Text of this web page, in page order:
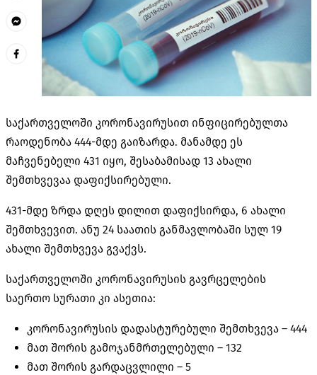
საქართველოში კორონავირუსით ინფიცირებულთა
რაოდენობა 444-მდე გაიზარდა. მანამდე ეს
მაჩვენებელი 431 იყო, შესაბამისად 13 ახალი
შემთხვევაა დაფიქსირებული.
431-მდე ზრდა დღეს დილით დაფიქსირდა, 6 ახალი
შემთხვევით. ანუ 24 საათის განმავლობაში სულ 19
ახალი შემთხვევა გვაქვს.
საქართველოში კორონავირუსის გავრცელების
საერთო სურათი კი ასეთია:
კორონავირუსის დადასტურებული შემთხვევა – 444
მათ შორის გამოჯანმრთელებული – 132
მათ შორის გარდაცვლილი – 5